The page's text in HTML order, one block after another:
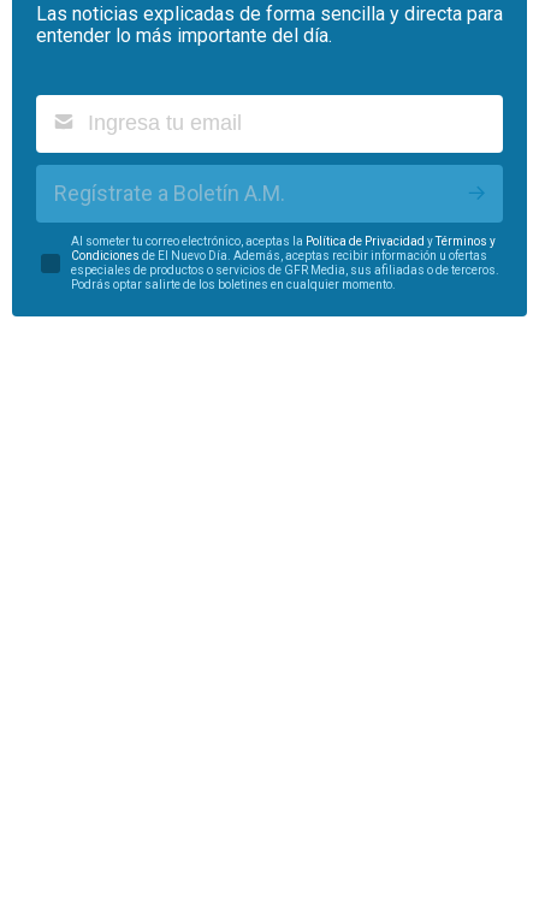
Las noticias explicadas de forma sencilla y directa para
entender lo más importante del día.
Regístrate a Boletín A.M.
Al someter tu correo electrónico, aceptas la Política de Privacidad yTérminos y
Condiciones de El Nuevo Día. Además, aceptas recibir información u ofertas
especiales de productos o servicios de GFR Media, sus afiliadas o de terceros.
Podrás optar salirte de los boletines en cualquier momento.